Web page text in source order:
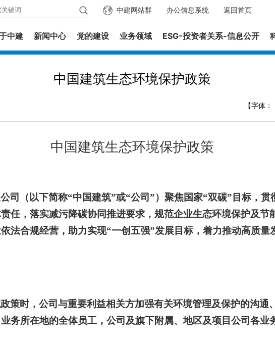
返回首页
办公信息系统
中建网站群
中建 新闻中心 党的建设 业务领域 ESG-投资者关系-信息公开
中国建筑生态环境保护政策
【字体：
中国建筑生态环境保护政策
司（以下简称“中国建筑”或“公司”）聚焦国家“双碳”目标，贯
任，落实减污降碳协同推进要求，规范企业生态环境保护及节
法合规经营，助力实现“一创五强”发展目标，着力推动高质量
策时，公司与重要利益相关方加强有关环境管理及保护的沟通
务所在地的全体员工，公司及旗下附属、地区及项目公司各业